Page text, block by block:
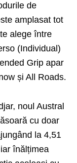
de
amplasat tot
alege între
(Individual)
Grip apar
și All Roads.
noul Austral
cu doar
la 4,51
înălțimea